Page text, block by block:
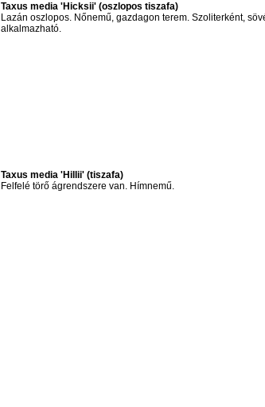
Taxus media 'Hicksii' (oszlopos tiszafa)
Lazán oszlopos. Nőnemű, gazdagon terem. Szoliterként,
alkalmazható.
Taxus media 'Hillii' (tiszafa)
Felfelé törő ágrendszere van. Hímnemű.